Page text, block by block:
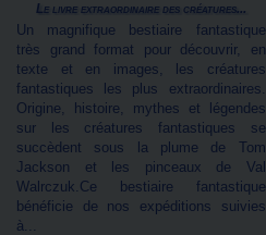
Le livre extraordinaire des créatures...
Un magnifique bestiaire fantastique
très grand format pour découvrir, en
texte et en images, les créatures
fantastiques les plus extraordinaires.
Origine, histoire, mythes et légendes
sur les créatures fantastiques se
succèdent sous la plume de Tom
Jackson et les pinceaux de Val
Walrczuk.Ce bestiaire fantastique
bénéficie de nos expéditions suivies
à...